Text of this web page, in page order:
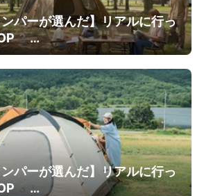
パーが選んだ】リアルに行っ
パーが選んだ】リアルに行っ